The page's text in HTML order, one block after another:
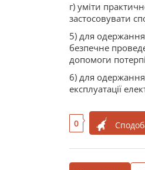
г) уміти
застосовувати
5) для
безпечне
допомоги
6) для
експлуатації
0